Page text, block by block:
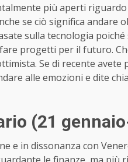
più aperti
se ciò significa andare
sulla tecnologia
progetti per il futuro.
Se di recente avete
alle emozioni e dite
(21
e in dissonanza con
le finanze, ma più